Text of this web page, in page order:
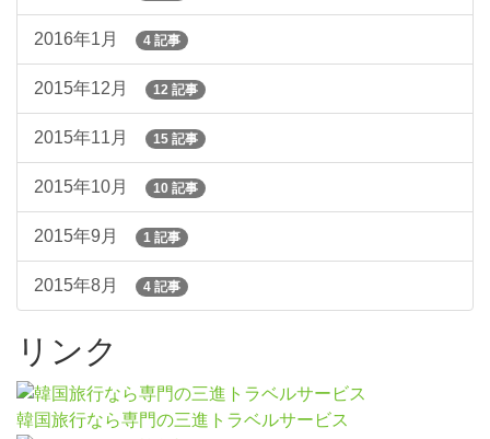
2016年1月 4 記事
2015年12月 12 記事
2015年11月 15 記事
2015年10月 10 記事
2015年9月 1 記事
2015年8月 4 記事
リンク
韓国旅行なら専門の三進トラベルサービス